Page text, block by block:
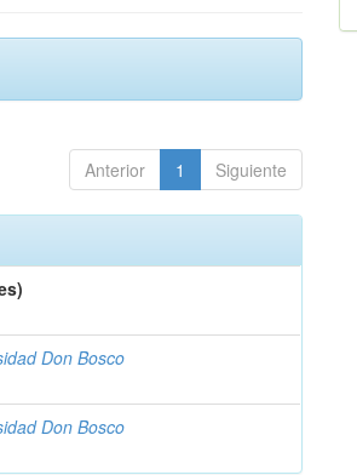
Anterior 1 Siguiente
Don Bosco
Don Bosco